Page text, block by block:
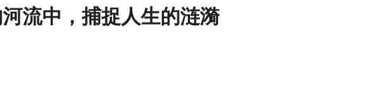
流中，捕捉人生的涟漪